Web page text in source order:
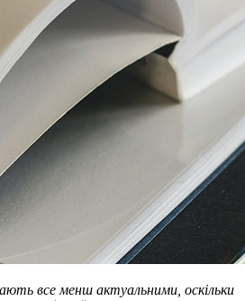
все менш актуальними, оскільки